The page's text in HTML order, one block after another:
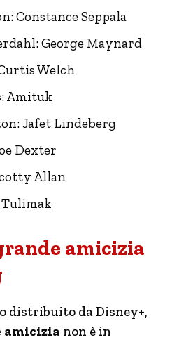
Constance Seppala
George Maynard
Welch
Amituk
Jafet Lindeberg
Dexter
Allan
amicizia
distribuito da Disney+,
amicizia non è in